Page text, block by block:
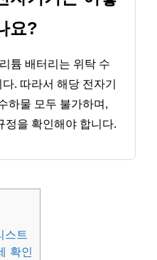
요?
튬 배터리는 위탁 수
. 따라서 해당 전자기
하물 모두 불가하며,
정을 확인해야 합니다.
스트
확인